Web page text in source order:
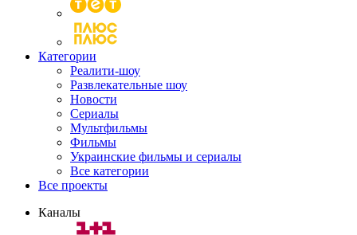
Категории
Реалити-шоу
Развлекательные шоу
Новости
Сериалы
Мультфильмы
Фильмы
Украинские фильмы и сериалы
Все категории
Все проекты
Каналы